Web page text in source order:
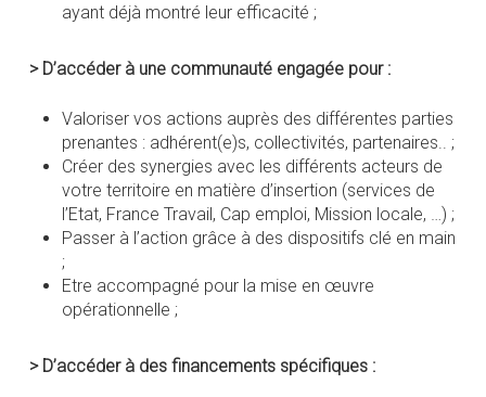
ayant déjà montré leur efficacité ;
>D’accéder à une communauté engagée pour :
Valoriser vos actions auprès des différentes parties
prenantes : adhérent(e)s, collectivités, partenaires.. ;
Créer des synergies avec les différents acteurs de
votre territoire en matière d’insertion (services de
l’Etat, France Travail, Cap emploi, Mission locale, …) ;
Passer à l’action grâce à des dispositifs clé en main
;
Etre accompagné pour la mise en œuvre
opérationnelle ;
> D’accéder à des financements spécifiques :